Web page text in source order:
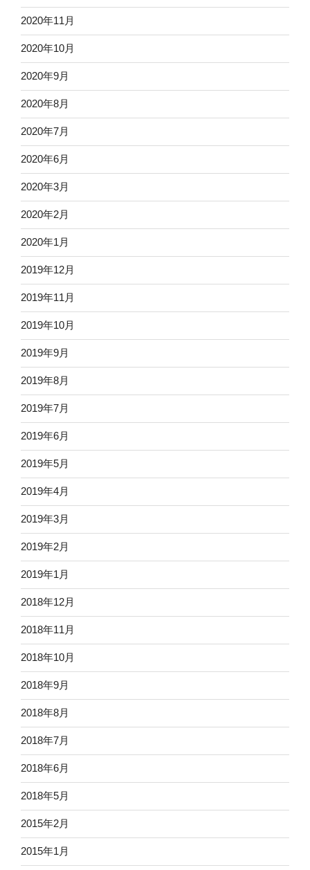
2020年11月
2020年10月
2020年9月
2020年8月
2020年7月
2020年6月
2020年3月
2020年2月
2020年1月
2019年12月
2019年11月
2019年10月
2019年9月
2019年8月
2019年7月
2019年6月
2019年5月
2019年4月
2019年3月
2019年2月
2019年1月
2018年12月
2018年11月
2018年10月
2018年9月
2018年8月
2018年7月
2018年6月
2018年5月
2015年2月
2015年1月